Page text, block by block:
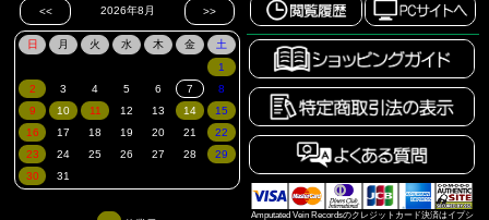
Amputated Vein Recordsのクレジットカード決済はイプシ